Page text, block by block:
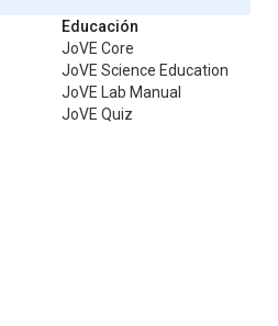
Educación
JoVE Core
JoVE Science Education
JoVE Lab Manual
JoVE Quiz